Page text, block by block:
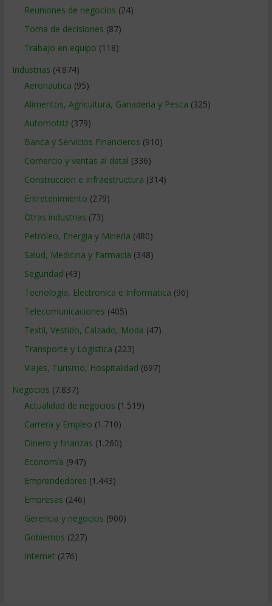
Reuniones de negocios (24)
Toma de decisiones (87)
Trabajo en equipo (118)
Industrias (4.874)
Aeronautica (95)
Alimentos, Agricultura, Ganaderia y Pesca (325)
Automotriz(379)
Banca y Servicios Financieros (910)
Comercio y ventas al detal (336)
Construccion e Infraestructura (314)
Entretenimiento (279)
Otras industrias (73)
Petroleo, Energia y Mineria (480)
Salud, Medicina y Farmacia (348)
Seguridad (43)
Tecnologia, Electronica e Informatica (96)
Telecomunicaciones (405)
Textil, Vestido, Calzado, Moda (47)
Transporte y Logistica (223)
Viajes, Turismo, Hospitalidad (697)
Negocios (7.837)
Actualidad de negocios (1.519)
Carrera y Empleo (1.710)
Dinero y finanzas (1.260)
Economía (947)
Emprendedores (1.443)
Empresas (246)
Gerencia y negocios (900)
Gobiernos (227)
Internet (276)